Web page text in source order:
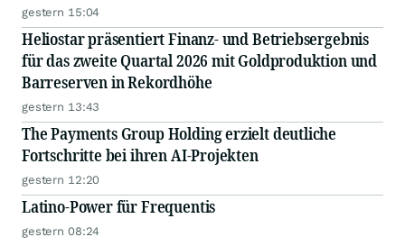
gestern 15:04
Heliostar präsentiert Finanz- und Betriebsergebnis
für das zweite Quartal 2026 mit Goldproduktion und
Barreserven in Rekordhöhe
gestern 13:43
The Payments Group Holding erzielt deutliche
Fortschritte bei ihren AI-Projekten
gestern 12:20
Latino-Power für Frequentis
gestern 08:24